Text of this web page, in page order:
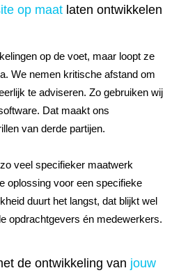
op maat laten ontwikkelen
op de voet, maar loopt ze
We nemen kritische afstand om
te adviseren. Zo gebruiken wij
Dat maakt ons
van derde partijen.
veel specifieker maatwerk
oplossing voor een specifieke
duurt het langst, dat blijkt wel
opdrachtgevers én medewerkers.
de ontwikkeling van jouw